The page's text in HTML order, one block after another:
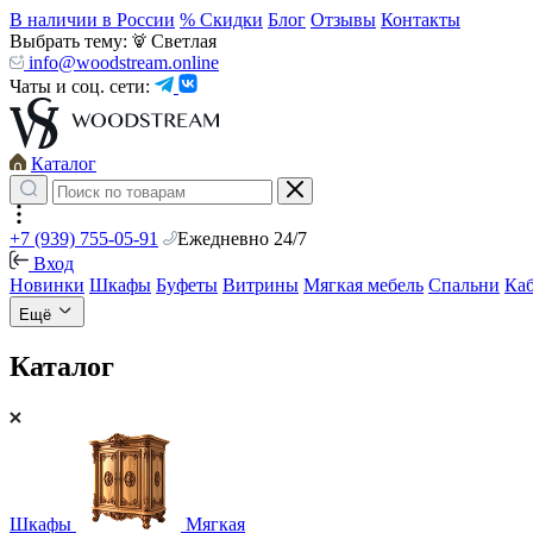
В наличии в России % Скидки Блог Отзывы Контакты
Выбрать тему:
Светлая
info@woodstream.online
Чаты и соц. сети:
Каталог
+7 (939) 755-05-91
Ежедневно 24/7
Вход
Новинки Шкафы Буфеты Витрины Мягкая мебель Спальни
Ещё
Каталог
Шкафы Мягкая